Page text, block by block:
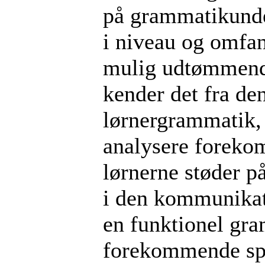
på
i niveau og
mulig
kender det fra
analysere
lørnerne støder
i den
en funktionel
forekommende